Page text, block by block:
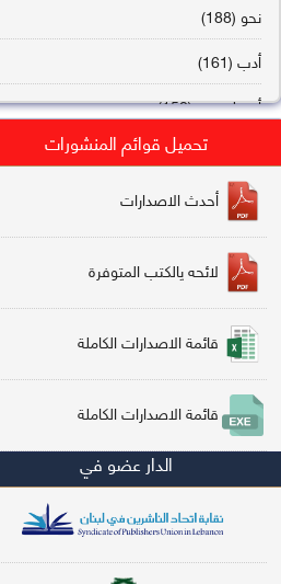
نحو (188)
أدب (161)
أصول فقه (158)
تاريخ (138)
فقه شافعي (132)
فقه حنفي (113)
فقه مالكي (112)
تفسير قرآن (106)
علم كلام (96)
أخلاق وتصوف (91)
سير وتراجم (90)
معاجم لغوية (89)
تحميل قوائم المنشورات
أحدث الاصدارات
لائحه يالكتب المتوفرة
قائمة الاصدارات الكاملة
قائمة الاصدارات الكاملة
الدار عضو في